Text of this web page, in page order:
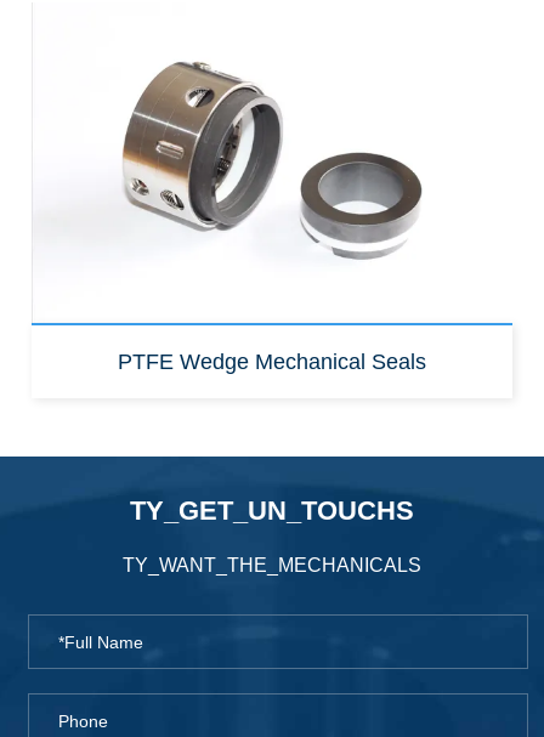
PTFE Wedge Mechanical Seals
TY_GET_UN_TOUCHS
TY_WANT_THE_MECHANICALS